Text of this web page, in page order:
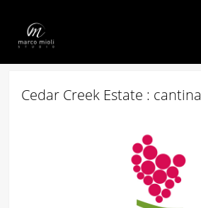
Cedar Creek Estate : cantina